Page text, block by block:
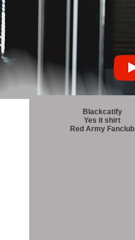
Blackcatify
Yes it shirt
Red Army Fanclub